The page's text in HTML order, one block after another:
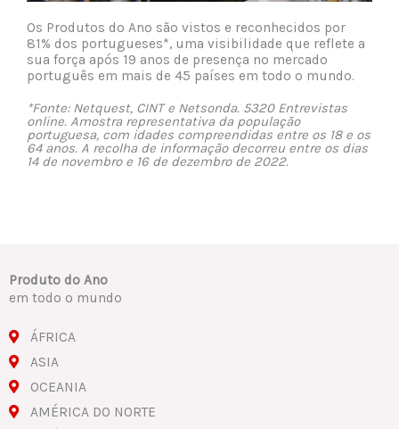
Os Produtos do Ano são vistos e reconhecidos por
81% dos portugueses*, uma visibilidade que reflete a
sua força após 19 anos de presença no mercado
português em mais de 45 países em todo o mundo.
*Fonte: Netquest, CINT e Netsonda. 5320 Entrevistas
online. Amostra representativa da população
portuguesa, com idades compreendidas entre os 18 e os
64 anos. A recolha de informação decorreu entre os dias
14 de novembro e 16 de dezembro de 2022.
Produto do Ano
em todo o mundo
ÁFRICA
ASIA
OCEANIA
AMÉRICA DO NORTE